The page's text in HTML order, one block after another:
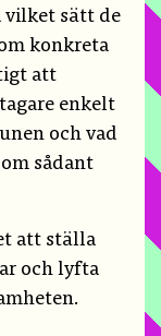
vilket sätt de
konkreta
att
enkelt
och vad
sådant
att ställa
och lyfta